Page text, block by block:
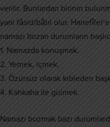
verilir. Bunlardan birinin
yani fâsid/bâtıl olur.
namazı bozan durumların
1. Namazda konuşmak.
2. Yemek, içmek.
3. Özürsüz olarak kıbleden
4. Kahkaha ile gülmek.
Namazı bozmak bazı